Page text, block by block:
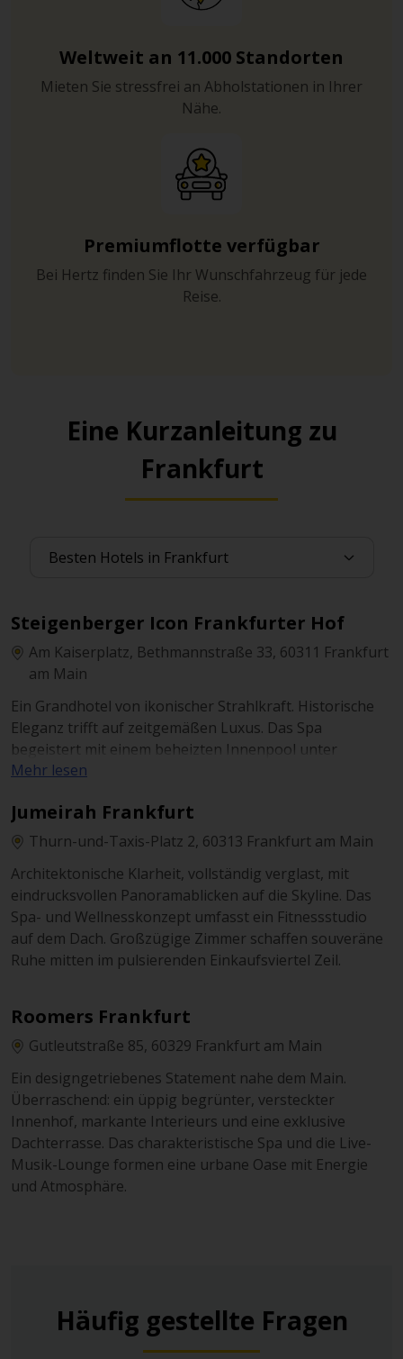
Weltweit an 11.000 Standorten
Mieten Sie stressfrei an Abholstationen in Ihrer
Nähe.
Premiumflotte verfügbar
Bei Hertz finden Sie Ihr Wunschfahrzeug für jede
Reise.
Eine Kurzanleitung zu
Frankfurt
Steigenberger Icon Frankfurter Hof
Am Kaiserplatz, Bethmannstraße 33, 60311 Frankfurt
am Main
Ein Grandhotel von ikonischer Strahlkraft. Historische
Eleganz trifft auf zeitgemäßen Luxus. Das Spa
begeistert mit einem beheizten Innenpool unter
lichtdurchflutetem Glasdach. Die Teelounge bietet
der Stadt..
Mehr lesen
Jumeirah Frankfurt
Thurn-und-Taxis-Platz 2, 60313 Frankfurt am Main
Architektonische Klarheit, vollständig verglast, mit
eindrucksvollen Panoramablicken auf die Skyline. Das
Spa- und Wellnesskonzept umfasst ein Fitnessstudio
auf dem Dach. Großzügige Zimmer schaffen souveräne
Ruhe mitten im pulsierenden Einkaufsviertel Zeil.
Roomers Frankfurt
Gutleutstraße 85, 60329 Frankfurt am Main
Ein designgetriebenes Statement nahe dem Main.
Überraschend: ein üppig begrünter, versteckter
Innenhof, markante Interieurs und eine exklusive
Dachterrasse. Das charakteristische Spa und die Live-
Musik-Lounge formen eine urbane Oase mit Energie
und Atmosphäre.
Häufig gestellte Fragen